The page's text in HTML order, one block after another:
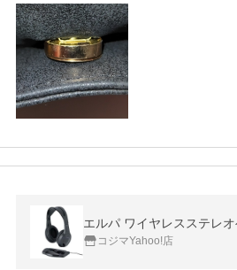
エルパ ワイヤレスステレ
コジマYahoo!店